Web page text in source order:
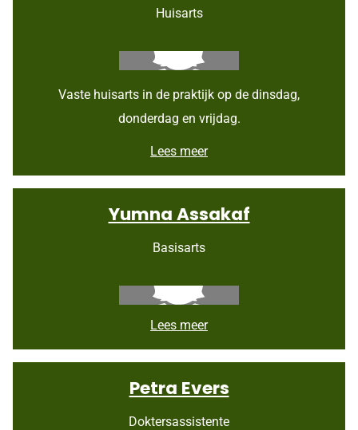
o
r
o
r
s
Huisarts
Vaste huisarts in de praktijk op de dinsdag,
donderdag en vrijdag.
Lees meerR
n
e
W
e
r
o
u
t
Yumna Assakaf
Basisarts
Lees meerY
m
a
A
s
Petra Evers
Doktersassistente